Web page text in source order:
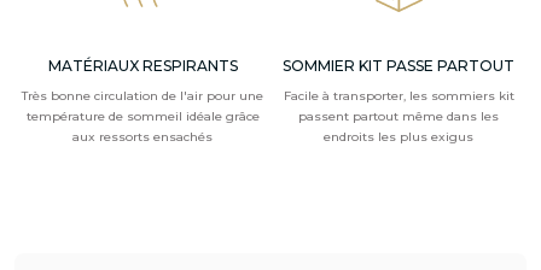
MATÉRIAUX RESPIRANTS
Très bonne circulation de l'air pour une
température de sommeil idéale grâce
aux ressorts ensachés
SOMMIER KIT PASSE PARTOUT
Facile à transporter, les sommiers kit
passent partout même dans les
endroits les plus exigus